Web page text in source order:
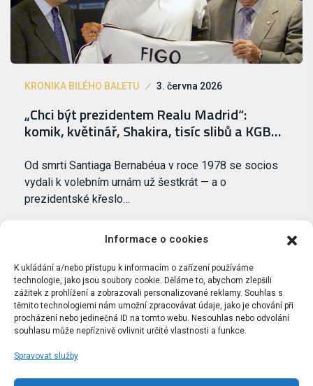
Informace o cookies
K ukládání a/nebo přístupu k informacím o zařízení používáme
technologie, jako jsou soubory cookie. Děláme to, abychom zlepšili
zážitek z prohlížení a zobrazovali personalizované reklamy. Souhlas s
těmito technologiemi nám umožní zpracovávat údaje, jako je chování při
procházení nebo jedinečná ID na tomto webu. Nesouhlas nebo odvolání
souhlasu může nepříznivě ovlivnit určité vlastnosti a funkce.
Spravovat služby
KRONIKA BILÉHO BALETU 3. června 2026
„Chci být prezidentem Realu Madrid“:
komik, květinář, Shakira, tisíc slibů a KGB…
Od smrti Santiaga Bernabéua v roce 1978 se socios
vydali k volebním urnám už šestkrát — a o
prezidentské křeslo…